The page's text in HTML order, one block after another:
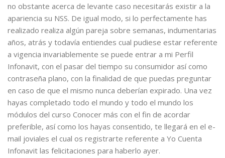
no obstante acerca de levante caso necesitarás existir a la
apariencia su NSS. De igual modo, si lo perfectamente has
realizado realiza algún pareja sobre semanas, indumentarias
años, atrás y todavía entiendes cual pudiese estar referente
a vigencia invariablemente se puede entrar a mi Perfil
Infonavit, con el pasar del tiempo su consumidor así­ como
contraseña plano, con la finalidad de que puedas preguntar
en caso de que el mismo nunca deberían expirado. Una vez
hayas completado todo el mundo y todo el mundo los
módulos del curso Conocer más con el fin de acordar
preferible, así­ como los hayas consentido, te llegará en el e-
mail joviales el cual os registrarte referente a Yo Cuenta
Infonavit las felicitaciones para haberlo ayer.